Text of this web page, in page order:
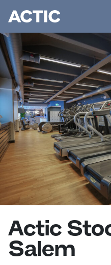
Actic
Salem